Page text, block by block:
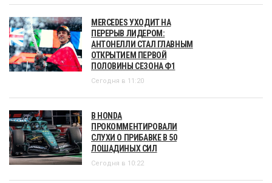
MERCEDES УХОДИТ НА
ПЕРЕРЫВ ЛИДЕРОМ:
АНТОНЕЛЛИ СТАЛ ГЛАВНЫМ
ОТКРЫТИЕМ ПЕРВОЙ
ПОЛОВИНЫ СЕЗОНА Ф1
Сегодня в 11:20
В HONDA
ПРОКОММЕНТИРОВАЛИ
СЛУХИ О ПРИБАВКЕ В 50
ЛОШАДИНЫХ СИЛ
Сегодня в 10:22